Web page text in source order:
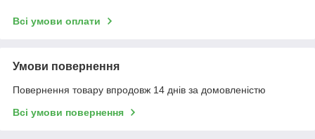
Всі умови оплати
Умови повернення
Повернення товару впродовж 14 днів за домовленістю
Всі умови повернення